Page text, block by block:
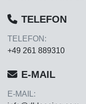
TELEFON
TELEFON:
+49 261 889310
E-MAIL
E-MAIL: